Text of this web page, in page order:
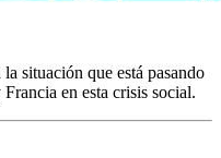
situación que está pasando
en esta crisis social.